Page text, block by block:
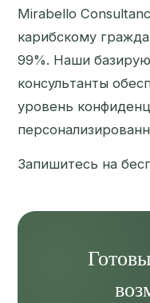
Mirabello
карибскому
99%. Наши
консультанты
уровень
Запишитесь на